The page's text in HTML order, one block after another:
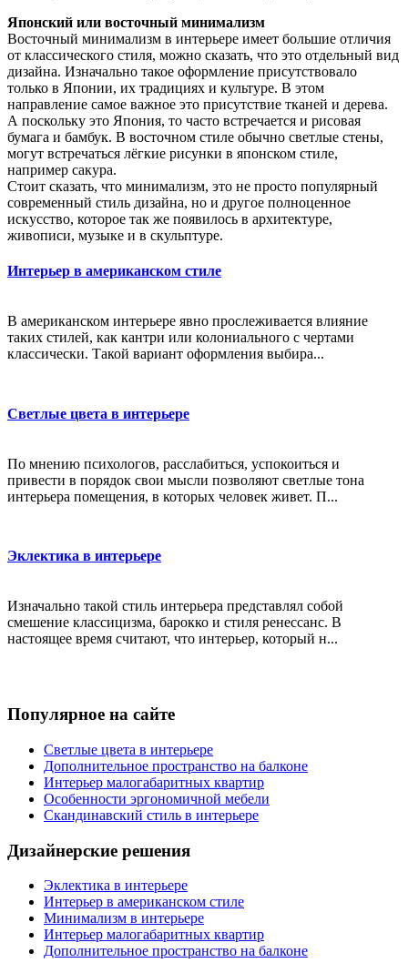
Японский или восточный минимализм
Восточный минимализм в интерьере имеет большие отличия
от классического стиля, можно сказать, что это отдельный вид
дизайна. Изначально такое оформление присутствовало
только в Японии, их традициях и культуре. В этом
направление самое важное это присутствие тканей и дерева.
А поскольку это Япония, то часто встречается и рисовая
бумага и бамбук. В восточном стиле обычно светлые стены,
могут встречаться лёгкие рисунки в японском стиле,
например сакура.
Стоит сказать, что минимализм, это не просто популярный
современный стиль дизайна, но и другое полноценное
искусство, которое так же появилось в архитектуре,
живописи, музыке и в скульптуре.
Интерьер в американском стиле
В американском интерьере явно прослеживается влияние
таких стилей, как кантри или колониального с чертами
классически. Такой вариант оформления выбира...
Светлые цвета в интерьере
По мнению психологов, расслабиться, успокоиться и
привести в порядок свои мысли позволяют светлые тона
интерьера помещения, в которых человек живет. П...
Эклектика в интерьере
Изначально такой стиль интерьера представлял собой
смешение классицизма, барокко и стиля ренессанс. В
настоящее время считают, что интерьер, который н...
Популярное на сайте
Светлые цвета в интерьере
Дополнительное пространство на балконе
Интерьер малогабаритных квартир
Особенности эргономичной мебели
Скандинавский стиль в интерьере
Дизайнерские решения
Эклектика в интерьере
Интерьер в американском стиле
Минимализм в интерьере
Интерьер малогабаритных квартир
Дополнительное пространство на балконе